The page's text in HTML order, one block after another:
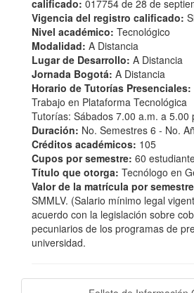
calificado: 017754 de 28 de
Vigencia del registro calificado:
Nivel académico: Tecnológico
Modalidad: A Distancia
Lugar de Desarrollo: A Distancia
Jornada Bogotá: A Distancia
Horario de Tutorías Presenciales:
Trabajo en Plataforma Tecnológica
Tutorías: Sábados 7.00 a.m. a 5.00
Duración: No. Semestres 6 - No.
Créditos académicos: 105
Cupos por semestre: 60
Título que otorga: Tecnólogo en
Valor de la matrícula por
SMMLV. (Salario mínimo legal
acuerdo con la legislación sobre
pecuniarios de los programas de
universidad.